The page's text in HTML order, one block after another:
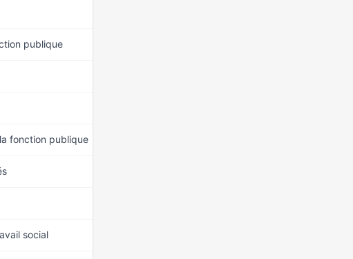
publique
fonction publique
social